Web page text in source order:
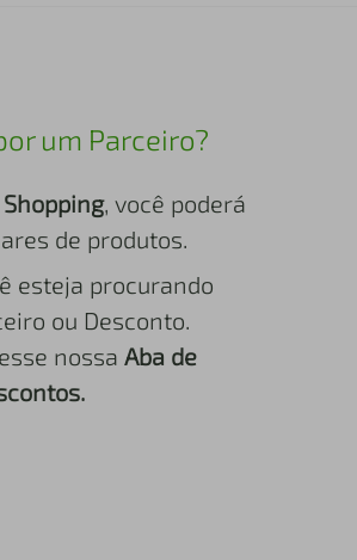
um Parceiro?
, você poderá
de produtos.
esteja procurando
ou Desconto.
nossa Aba de